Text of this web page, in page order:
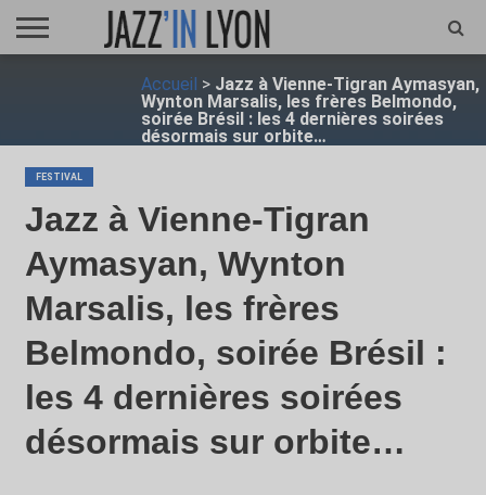
Accueil > Jazz à Vienne-Tigran Aymasyan,
Wynton Marsalis, les frères Belmondo,
soirée Brésil : les 4 dernières soirées
désormais sur orbite…
FESTIVAL
Jazz à Vienne-Tigran
Aymasyan, Wynton
Marsalis, les frères
Belmondo, soirée Brésil :
les 4 dernières soirées
désormais sur orbite…